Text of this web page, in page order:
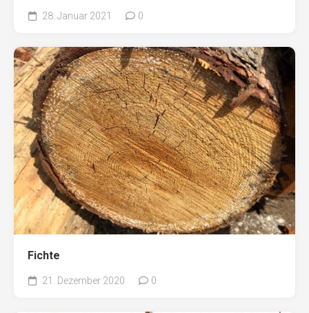
28. Januar 2021 0
Fichte
21. Dezember 2020 0